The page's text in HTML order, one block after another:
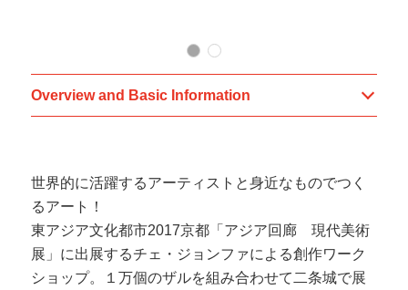
Overview and Basic Information
世界的に活躍するアーティストと身近なものでつく
るアート！
東アジア文化都市2017京都「アジア回廊 現代美術
展」に出展するチェ・ジョンファによる創作ワーク
ショップ。１万個のザルを組み合わせて二条城で展